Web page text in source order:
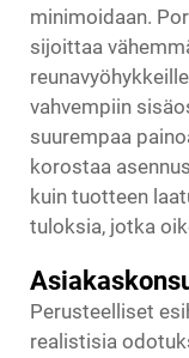
minimoidaan.
sijoittaa
vahvempiin
suurempaa
korostaa
kuin tuotteen
tuloksia, jotka
Perusteelliset
realistisia